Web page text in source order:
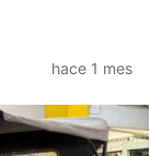
hace 1 mes